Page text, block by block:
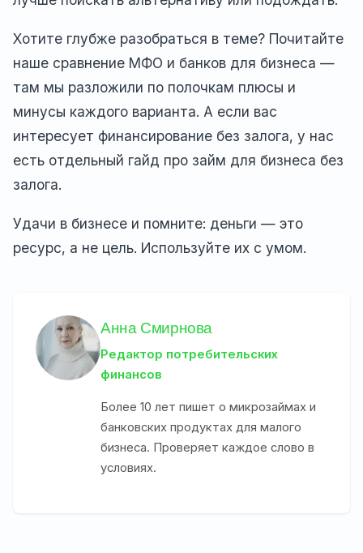
Хотите глубже разобраться в теме? Почитайте
наше сравнение МФО и банков для бизнеса —
там мы разложили по полочкам плюсы и
минусы каждого варианта. А если вас
интересует финансирование без залога, у нас
есть отдельный гайд про займ для бизнеса без
залога.
Удачи в бизнесе и помните: деньги — это
ресурс, а не цель. Используйте их с умом.
Анна Смирнова
Редактор потребительских
финансов
Более 10 лет пишет о микрозаймах и
банковских продуктах для малого
бизнеса. Проверяет каждое слово в
условиях.